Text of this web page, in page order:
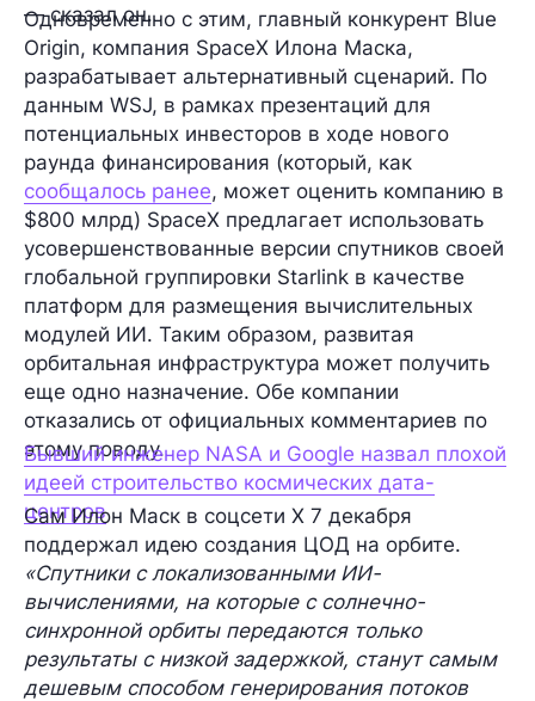
— сказал он.
Одновременно с этим, главный конкурент Blue
Origin, компания SpaceX Илона Маска,
разрабатывает альтернативный сценарий. По
данным WSJ, в рамках презентаций для
потенциальных инвесторов в ходе нового
раунда финансирования (который, как
сообщалось ранее, может оценить компанию в
$800 млрд) SpaceX предлагает использовать
усовершенствованные версии спутников своей
глобальной группировки Starlink в качестве
платформ для размещения вычислительных
модулей ИИ. Таким образом, развитая
орбитальная инфраструктура может получить
еще одно назначение. Обе компании
отказались от официальных комментариев по
этому поводу.
Бывший инженер NASA и Google назвал плохой
идеей строительство космических дата-
центров
Сам Илон Маск в соцсети X 7 декабря
поддержал идею создания ЦОД на орбите.
«Спутники с локализованными ИИ-
вычислениями, на которые с солнечно-
синхронной орбиты передаются только
результаты с низкой задержкой, станут самым
дешевым способом генерирования потоков